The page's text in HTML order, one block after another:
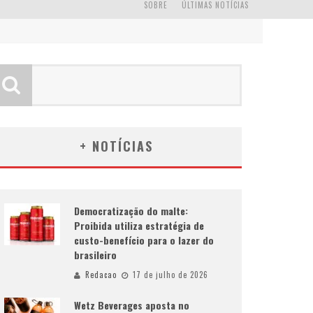
ÚLTIMAS NOTÍCIAS
SOBRE
+ NOTÍCIAS
Democratização do malte:
Proibida utiliza estratégia de
custo-benefício para o lazer do
brasileiro
Redacao 17 de julho de 2026
Wetz Beverages aposta no